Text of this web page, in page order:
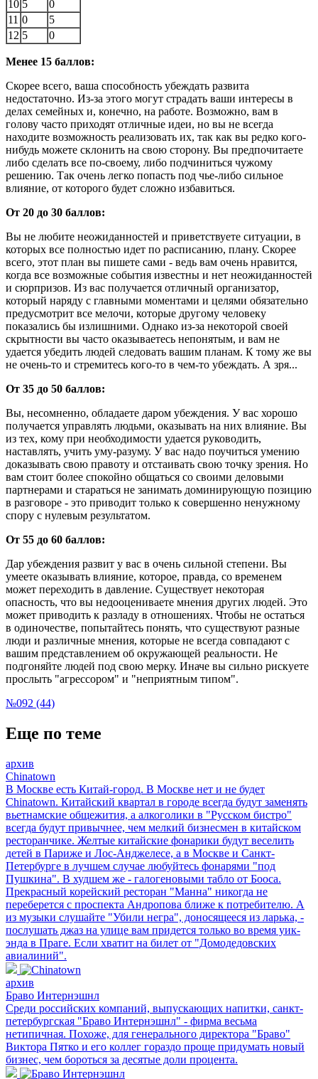
10 5
0
11 0
5
12 5 0
Менее 15 баллов:
Скорее всего, ваша способность убеждать развита
недостаточно. Из-за этого могут страдать ваши интересы в
делах семейных и, конечно, на работе. Возможно, вам в
голову часто приходят отличные идеи, но вы не всегда
находите возможность реализовать их, так как вы редко кого-
нибудь можете склонить на свою сторону. Вы предпочитаете
либо сделать все по-своему, либо подчиниться чужому
решению. Так очень легко попасть под чье-либо сильное
влияние, от которого будет сложно избавиться.
От 20 до 30 баллов:
Вы не любите неожиданностей и приветствуете ситуации, в
которых все полностью идет по расписанию, плану. Скорее
всего, этот план вы пишете сами - ведь вам очень нравится,
когда все возможные события известны и нет неожиданностей
и сюрпризов. Из вас получается отличный организатор,
который наряду с главными моментами и целями обязательно
предусмотрит все мелочи, которые другому человеку
показались бы излишними. Однако из-за некоторой своей
скрытности вы часто оказываетесь непонятым, и вам не
удается убедить людей следовать вашим планам. К тому же вы
не очень-то и стремитесь кого-то в чем-то убеждать. А зря...
От 35 до 50 баллов:
Вы, несомненно, обладаете даром убеждения. У вас хорошо
получается управлять людьми, оказывать на них влияние. Вы
из тех, кому при необходимости удается руководить,
наставлять, учить уму-разуму. У вас надо поучиться умению
доказывать свою правоту и отстаивать свою точку зрения. Но
вам стоит более спокойно общаться со своими деловыми
партнерами и стараться не занимать доминирующую позицию
в разговоре - это приводит только к совершенно ненужному
спору с нулевым результатом.
От 55 до 60 баллов:
Дар убеждения развит у вас в очень сильной степени. Вы
умеете оказывать влияние, которое, правда, со временем
может переходить в давление. Существует некоторая
опасность, что вы недооцениваете мнения других людей. Это
может приводить к разладу в отношениях. Чтобы не остаться
в одиночестве, попытайтесь понять, что существуют разные
люди и различные мнения, которые не всегда совпадают с
вашим представлением об окружающей реальности. Не
подгоняйте людей под свою мерку. Иначе вы сильно рискуете
прослыть "агрессором" и "неприятным типом".
№092 (44)
Еще по теме
архив
Chinatown
В Москве есть Китай-город. В Москве нет и не будет
Chinatown. Китайский квартал в городе всегда будут заменять
вьетнамские общежития, а алкоголики в "Русском бистро"
всегда будут привычнее, чем мелкий бизнесмен в китайском
ресторанчике. Желтые китайские фонарики будут веселить
детей в Париже и Лос-Анджелесе, а в Москве и Санкт-
Петербурге в лучшем случае любуйтесь фонарями "под
Пушкина". В худшем же - галогеновыми табло от Бооса.
Прекрасный корейский ресторан "Манна" никогда не
переберется с проспекта Андропова ближе к потребителю. А
из музыки слушайте "Убили негра", доносящееся из ларька, -
послушать джаз на улице вам придется только во время уик-
энда в Праге. Если хватит на билет от "Домодедовских
авиалиний".
архив
Браво Интернэшнл
Среди российских компаний, выпускающих напитки, санкт-
петербургская "Браво Интернэшнл" - фирма весьма
нетипичная. Похоже, для генерального директора "Браво"
Виктора Пятко и его коллег гораздо проще придумать новый
бизнес, чем бороться за десятые доли процента.